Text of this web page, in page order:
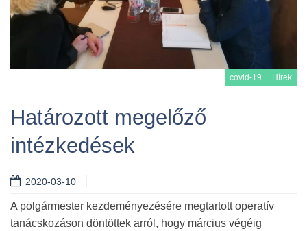
covid-19 Hírek
Határozott megelőző
intézkedések
2020-03-10
A polgármester kezdeményezésére megtartott operatív
tanácskozáson döntöttek arról, hogy március végéig